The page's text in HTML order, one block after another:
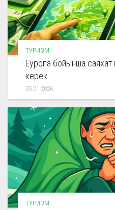
ТУРИЗМ
Еуропа бойынша саяхат
керек
05.01.2026
ТУРИЗМ